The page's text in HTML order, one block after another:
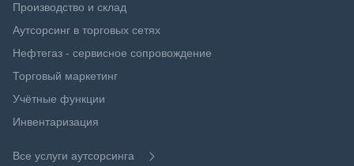
Производство и склад
Аутсорсинг в торговых сетях
Нефтегаз - сервисное сопровождение
Торговый маркетинг
Учётные функции
Инвентаризация
Все услуги аутсорсинга